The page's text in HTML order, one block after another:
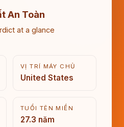
An Toàn
at a glance
VỊ TRÍ MÁY CHỦ
United States
TUỔI TÊN MIỀN
27.3 năm